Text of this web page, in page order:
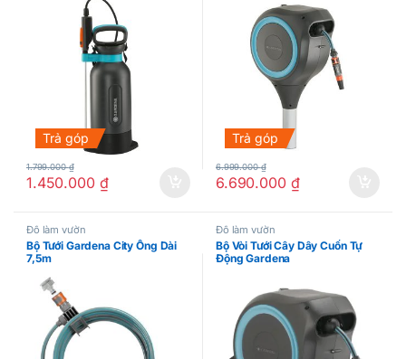
Trả góp
1.450.000 ₫
1.799.000₫
Trả góp
6.690.000 ₫
6.999.000₫
Đồ làm vườn
Bộ Tưới Gardena City Ống Dài
7,5m
Đồ làm vườn
Bộ Vòi Tưới Cây Dây Cuốn Tự
Động Gardena